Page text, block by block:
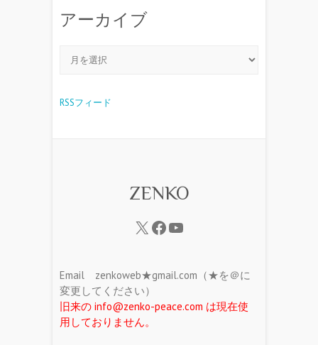
アーカイブ
RSSフィード
ZENKO
Email zenkoweb★gmail.com（★を＠に
変更してください）
旧来の info@zenko-peace.com は現在使
用しておりません。